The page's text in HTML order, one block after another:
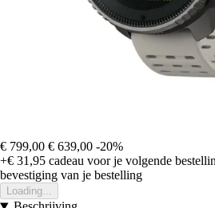
€ 799,00 € 639,00 -20%
+€ 31,95 cadeau voor je volgende
bevestiging van je bestelling
Loading...